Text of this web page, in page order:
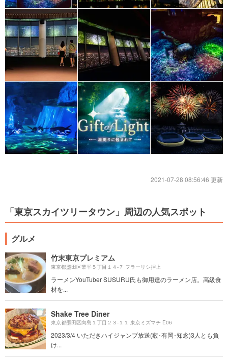
2021-07-28 08:56:46 更新
「東京スカイツリータウン」周辺の人気スポット
グルメ
竹末東京プレミアム
東京都墨田区業平５丁目１４-７ フラーリシ押上
ラーメンYouTuber SUSURU氏も御用達のラーメン店。高級食
材を...
Shake Tree Diner
東京都墨田区向島１丁目２３-１１ 東京ミズマチ E06
2023/3/4 いただきハイジャンプ放送(薮･有岡･知念)3人とも負
け...